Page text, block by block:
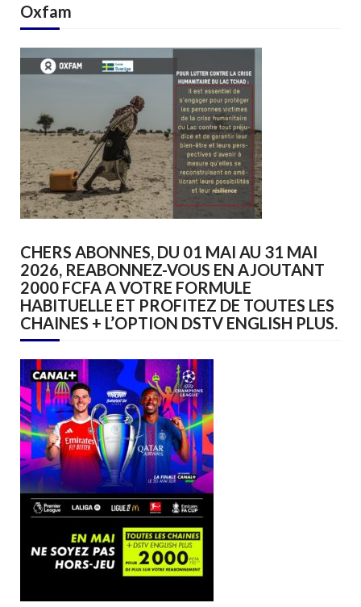
Oxfam
CHERS ABONNES, DU 01 MAI AU 31 MAI
2026, REABONNEZ-VOUS EN AJOUTANT
2000 FCFA A VOTRE FORMULE
HABITUELLE ET PROFITEZ DE TOUTES LES
CHAINES + L’OPTION DSTV ENGLISH PLUS.